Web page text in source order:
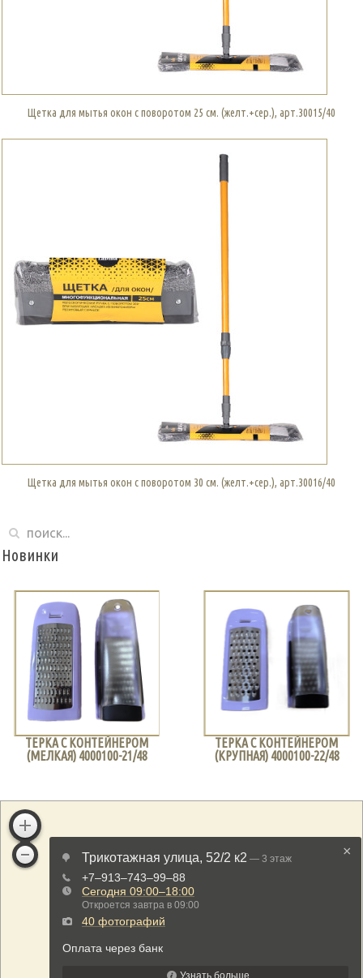
Щетка для мытья окон с поворотом 25 см. (желт.+сер.), арт.30015/40
Щетка для мытья окон с поворотом 30 см. (желт.+сер.), арт.30016/40
Новинки
ТЕРКА С КОНТЕЙНЕРОМ
(МЕЛКАЯ) 4000100-21/48
ТЕРКА С КОНТЕЙНЕРОМ
(КРУПНАЯ) 4000100-22/48